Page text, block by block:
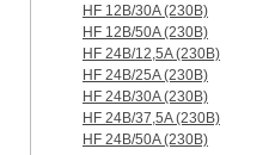
HF 12B/30A (230B)
HF 12B/50A (230B)
HF 24B/12,5A (230B)
HF 24B/25A (230B)
HF 24B/30A (230B)
HF 24B/37,5A (230B)
HF 24B/50A (230B)